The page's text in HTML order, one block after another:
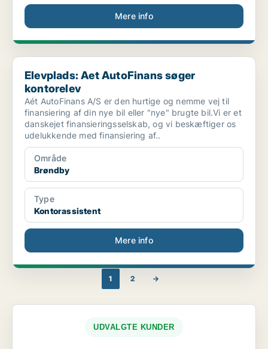
Mere info
Elevplads: Aet AutoFinans søger kontorelev
Elevplads: Aet AutoFinans søger
kontorelev
Aét AutoFinans A/S er den hurtige og nemme vej til
finansiering af din nye bil eller "nye" brugte bil.Vi er et
danskejet finansieringsselskab, og vi beskæftiger os
udelukkende med finansiering af..
Område
Brøndby
Type
Kontorassistent
Mere info
1 2 →
UDVALGTE KUNDER